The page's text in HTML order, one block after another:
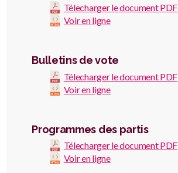
Télecharger le document PDF
Voir en ligne
Bulletins de vote
Télecharger le document PDF
Voir en ligne
Programmes des partis
Télecharger le document PDF
Voir en ligne